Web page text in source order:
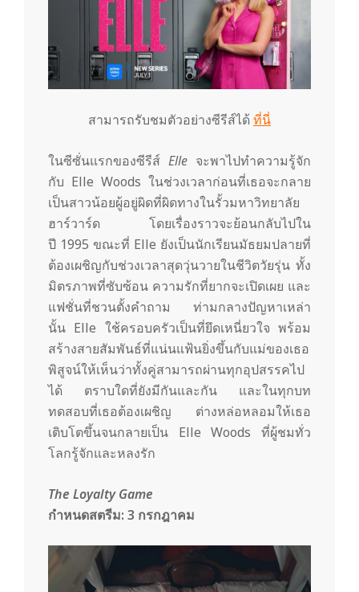
สามารถรับชมตัวอย่างซีรีส์ได้ ที่นี่
ในซีซั่นแรกของซีรีส์ Elle จะพาไปทำความรู้จัก
กับ Elle Woods ในช่วงเวลาก่อนที่เธอจะกลาย
เป็นสาวน้อยผู้อยู่ผิดที่ผิดทางในรั้วมหาวิทยาลัย
ฮาร์วาร์ด โดยเรื่องราวจะย้อนกลับไปใน
ปี 1995 ขณะที่ Elle ยังเป็นนักเรียนมัธยมปลายที่
ต้องเผชิญกับช่วงเวลาสุดวุ่นวายในชีวิตวัยรุ่น ทั้ง
มิตรภาพที่ซับซ้อน ความรักที่ยากจะเปิดเผย และ
แฟชั่นที่ชวนตั้งคำถาม ท่ามกลางปัญหาเหล่า
นั้น Elle ใช้ครอบครัวเป็นที่ยึดเหนี่ยวใจ พร้อม
สร้างสายสัมพันธ์ที่แน่นแฟ้นยิ่งขึ้นกับแม่ของเธอ
พิสูจน์ให้เห็นว่าทั้งคู่สามารถผ่านทุกอุปสรรคไป
ได้ ตราบใดที่ยังมีกันและกัน และในทุกบท
ทดสอบที่เธอต้องเผชิญ ต่างหล่อหลอมให้เธอ
เติบโตขึ้นจนกลายเป็น Elle Woods ที่ผู้ชมทั่ว
โลกรู้จักและหลงรัก
The Loyalty Game
กำหนดสตรีม: 3 กรกฎาคม